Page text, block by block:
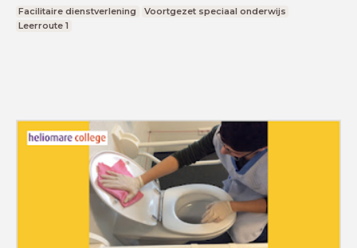
Facilitaire dienstverlening
Voortgezet speciaal onderwijs
Leerroute 1